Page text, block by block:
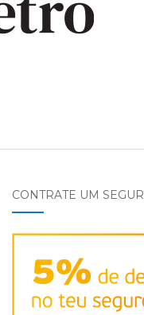
CONTRATE UM